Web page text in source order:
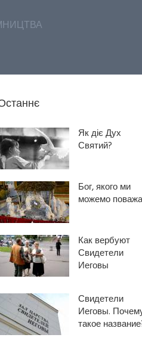
Як діє Дух
Святий?
Бог, якого ми
можемо
Как вербуют
Свидетели
Иеговы
Свидетели
Иеговы.
такое